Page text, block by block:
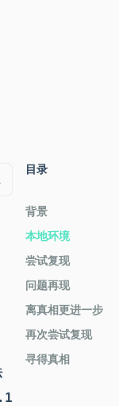
目录
背景
本地环境
尝试复现
问题再现
离真相更进一步
再次尝试复现
寻得真相